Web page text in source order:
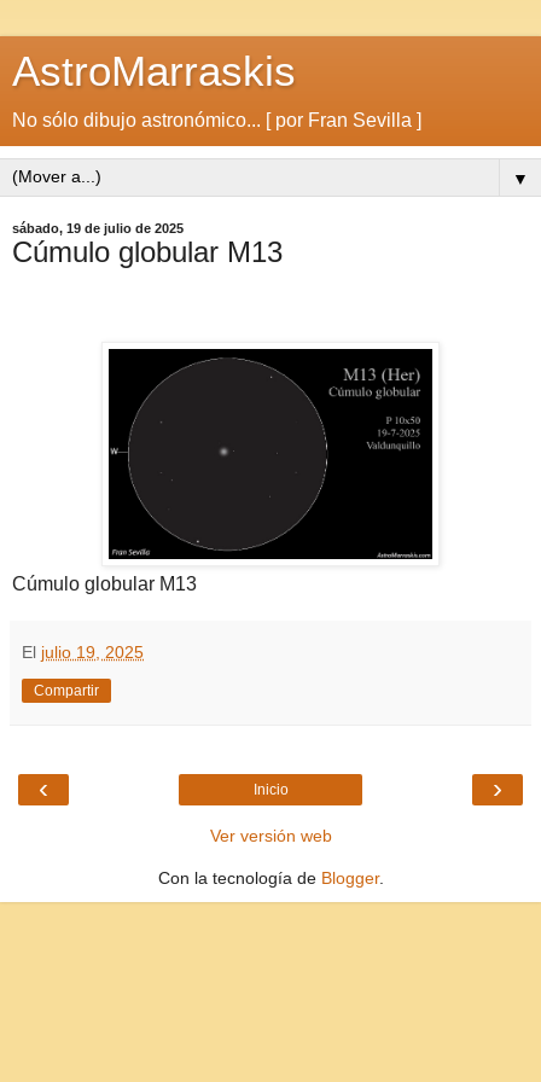
AstroMarraskis
No sólo dibujo astronómico... [ por Fran Sevilla ]
▼
sábado, 19 de julio de 2025
Cúmulo globular M13
Cúmulo globular M13
El julio 19, 2025
Compartir
‹ ›
Inicio
Ver versión web
Con la tecnología de Blogger.